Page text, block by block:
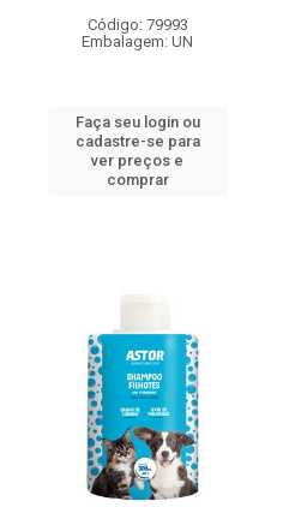
Código: 79993
Embalagem: UN
Faça seu login ou
cadastre-se para
ver preços e
comprar